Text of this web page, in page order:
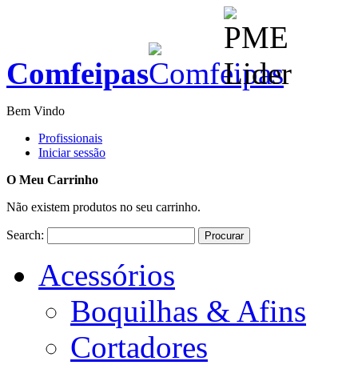
Comfeipas
Bem Vindo
Profissionais
Iniciar sessão
O Meu Carrinho
Não existem produtos no seu carrinho.
Search: Procurar
Acessórios
Boquilhas & Afins
Cortadores